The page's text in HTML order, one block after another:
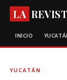
LA
INICIO
YUCATÁN